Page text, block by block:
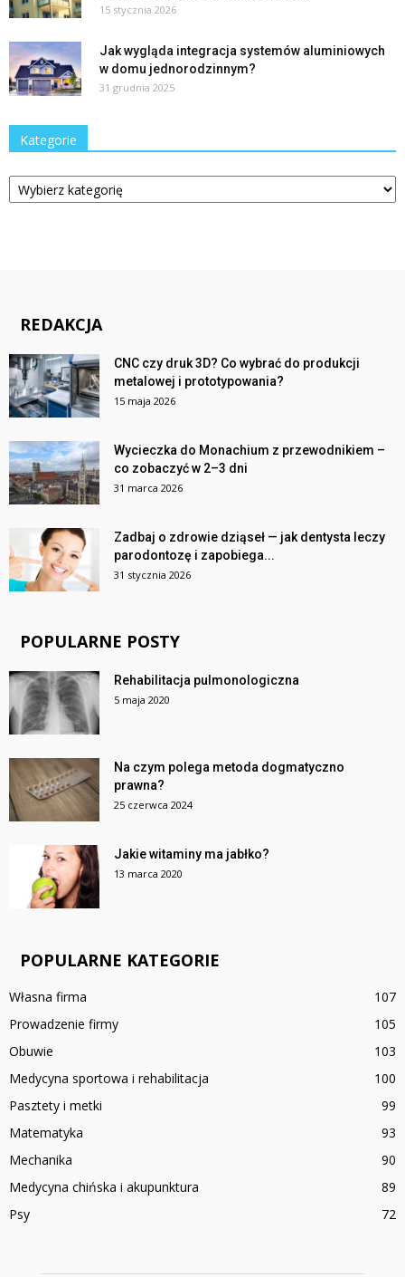
15 stycznia 2026
Jak wygląda integracja systemów aluminiowych
w domu jednorodzinnym?
31 grudnia 2025
Kategorie
Kategorie
REDAKCJA
CNC czy druk 3D? Co wybrać do produkcji
metalowej i prototypowania?
15 maja 2026
Wycieczka do Monachium z przewodnikiem –
co zobaczyć w 2–3 dni
31 marca 2026
Zadbaj o zdrowie dziąseł — jak dentysta leczy
parodontozę i zapobiega...
31 stycznia 2026
POPULARNE POSTY
Rehabilitacja pulmonologiczna
5 maja 2020
Na czym polega metoda dogmatyczno
prawna?
25 czerwca 2024
Jakie witaminy ma jabłko?
13 marca 2020
POPULARNE KATEGORIE
Własna firma
107
Prowadzenie firmy
105
Obuwie
103
Medycyna sportowa i rehabilitacja
100
Pasztety i metki
99
Matematyka
93
Mechanika
90
Medycyna chińska i akupunktura
89
Psy
72